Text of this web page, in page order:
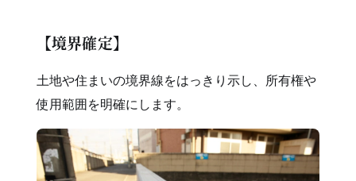
【境界確定】
土地や住まいの境界線をはっきり示し、所有権や
使用範囲を明確にします。